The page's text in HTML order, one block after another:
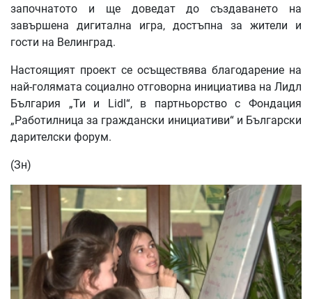
започнатото и ще доведат до създаването на
завършена дигитална игра, достъпна за жители и
гости на Велинград.
Настоящият проект се осъществява благодарение на
най-голямата социално отговорна инициатива на Лидл
България „Ти и Lidl“, в партньорство с Фондация
„Работилница за граждански инициативи“ и Български
дарителски форум.
(Зн)